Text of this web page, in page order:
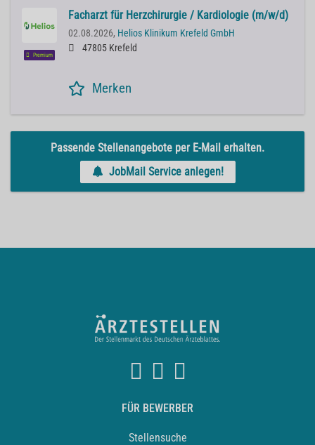
Premium
Facharzt für Herzchirurgie / Kardiologie (m/w/d)
02.08.2026, Helios Klinikum Krefeld GmbH
47805 Krefeld
Merken
Passende Stellenangebote per E-Mail erhalten.
JobMail Service anlegen!
FÜR BEWERBER
Stellensuche